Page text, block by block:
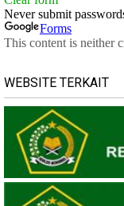
WEBSITE TERKAIT